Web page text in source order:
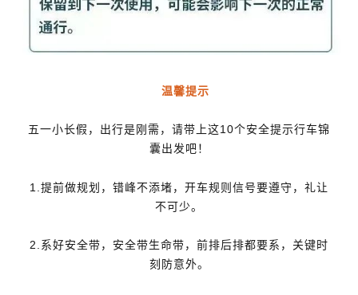
温馨提示
五一小长假，出行是刚需，请带上这10个安全提示行车锦
囊出发吧！
1.提前做规划，错峰不添堵，开车规则信号要遵守，礼让
不可少。
2.系好安全带，安全带生命带，前排后排都要系，关键时
刻防意外。